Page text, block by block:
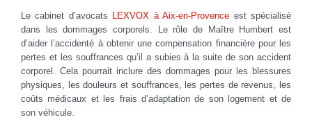
Le cabinet d’avocats LEXVOX à Aix-en-Provence est spécialisé
dans les dommages corporels. Le rôle de Maître Humbert est
d’aider l’accidenté à obtenir une compensation financière pour les
pertes et les souffrances qu’il a subies à la suite de son accident
corporel. Cela pourrait inclure des dommages pour les blessures
physiques, les douleurs et souffrances, les pertes de revenus, les
coûts médicaux et les frais d’adaptation de son logement et de
son véhicule.